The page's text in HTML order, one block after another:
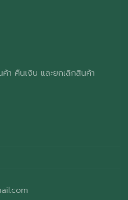
า คืนเงิน และยกเลิกสินค้า